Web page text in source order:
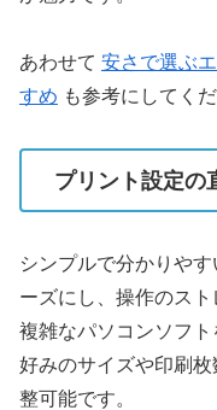
あわせて 安さで選ぶ
すめ も参考にしてくだ
プリント設定の
シンプルで分かりや
ーズにし、操作のスト
複雑なパソコンソフ
好みのサイズや印刷
整可能です。